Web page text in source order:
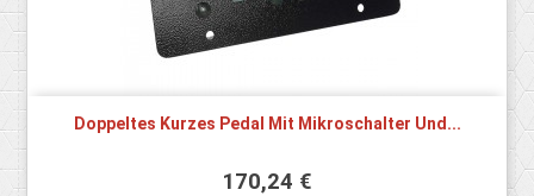
Doppeltes Kurzes Pedal Mit Mikroschalter Und...
170,24 €